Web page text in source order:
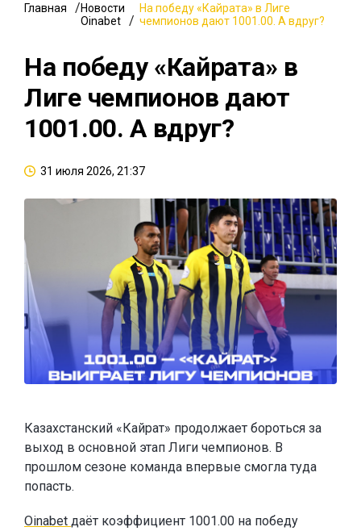
Главная
Новости
Oinabet
На победу «Кайрата» в Лиге
чемпионов дают 1001.00. А вдруг?
На победу «Кайрата» в
Лиге чемпионов дают
1001.00. А вдруг?
31 июля 2026, 21:37
Казахстанский «Кайрат» продолжает бороться за
выход в основной этап Лиги чемпионов. В
прошлом сезоне команда впервые смогла туда
попасть.
Oinabet даёт коэффициент 1001.00 на победу